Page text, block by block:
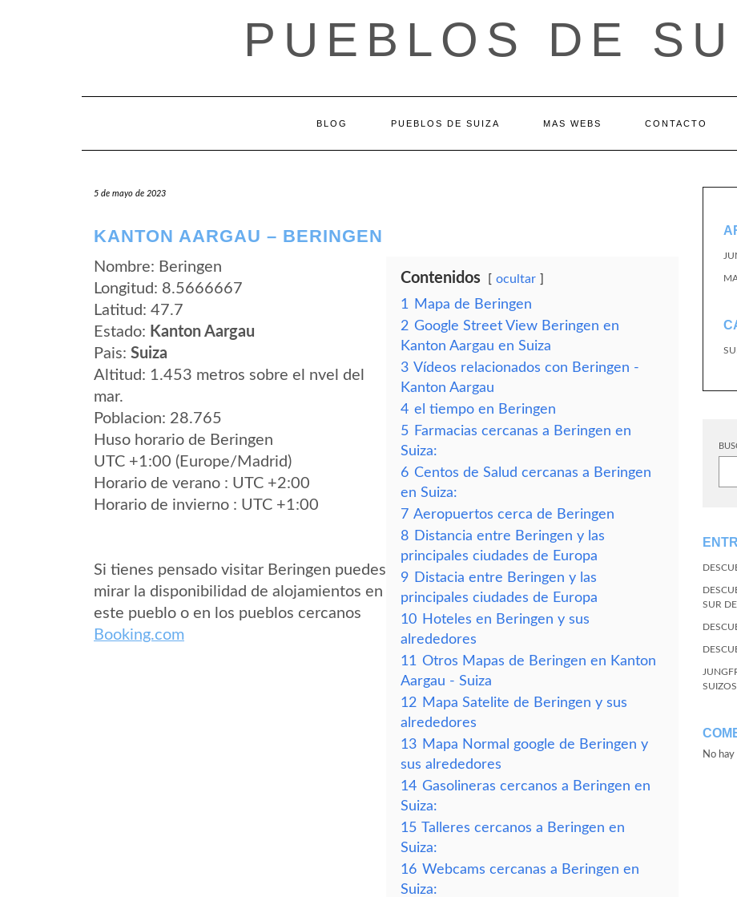
PUEBLOS DE
BLOG PUEBLOS DE SUIZA MAS WEBS CONTACTO
5 de mayo de 2023
KANTON AARGAU – BERINGEN
Nombre: Beringen
Longitud: 8.5666667
Latitud: 47.7
Estado: Kanton Aargau
Pais: Suiza
Altitud: 1.453 metros sobre el nvel del
mar.
Poblacion: 28.765
Huso horario de Beringen
UTC +1:00 (Europe/Madrid)
Horario de verano : UTC +2:00
Horario de invierno : UTC +1:00
Si tienes pensado visitar Beringen puedes
mirar la disponibilidad de alojamientos en
este pueblo o en los pueblos cercanos
Booking.com
Contenidos ocultar
1
Mapa de Beringen
2 Google Street View Beringen en
Kanton Aargau en Suiza
3 Vídeos relacionados con Beringen -
Kanton Aargau
4 el tiempo en Beringen
5 Farmacias cercanas a Beringen en
Suiza:
6 Centos de Salud cercanas a Beringen
en Suiza:
7 Aeropuertos cerca de Beringen
8 Distancia entre Beringen y las
principales ciudades de Europa
9 Distacia entre Beringen y las
principales ciudades de Europa
10 Hoteles en Beringen y sus
alrededores
11 Otros Mapas de Beringen en Kanton
Aargau - Suiza
12 Mapa Satelite de Beringen y sus
alrededores
13 Mapa Normal google de Beringen y
sus alrededores
14 Gasolineras cercanos a Beringen en
Suiza:
15 Talleres cercanos a Beringen en
Suiza:
16 Webcams cercanas a Beringen en
Suiza:
SUR
SUIZOS
No